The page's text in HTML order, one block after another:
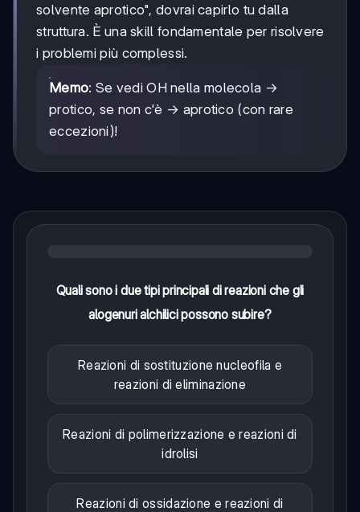
solvente aprotico", dovrai capirlo tu dalla
struttura. È una skill fondamentale per risolvere
i problemi più complessi.
Memo: Se vedi OH nella molecola →
protico, se non c'è → aprotico (con rare
eccezioni)!
Quali sono i due tipi principali di reazioni che gli
alogenuri alchilici possono subire?
Reazioni di sostituzione nucleofila e
reazioni di eliminazione
Reazioni di polimerizzazione e reazioni di
idrolisi
Reazioni di ossidazione e reazioni di